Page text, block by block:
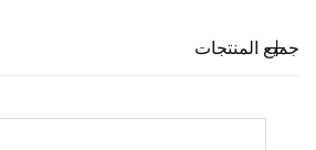
جميع المنتجات